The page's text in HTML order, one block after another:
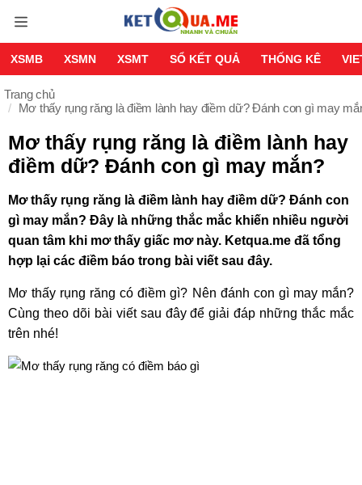
XSMB XSMN XSMT SỔ KẾT QUẢ THỐNG KÊ
Trang chủ
Mơ thấy rụng răng là điềm lành hay điềm dữ? Đánh con gì may
Mơ thấy rụng răng là điềm lành hay
điềm dữ? Đánh con gì may mắn?
Mơ thấy rụng răng là điềm lành hay điềm dữ? Đánh con
gì may mắn? Đây là những thắc mắc khiến nhiều người
quan tâm khi mơ thấy giấc mơ này. Ketqua.me đã tổng
hợp lại các điềm báo trong bài viết sau đây.
Mơ thấy rụng răng có điềm gì? Nên đánh con gì may mắn?
Cùng theo dõi bài viết sau đây để giải đáp những thắc mắc
trên nhé!